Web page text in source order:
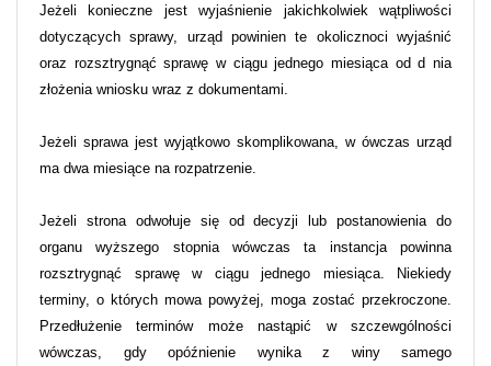
Jeżeli konieczne jest wyjaśnienie jakichkolwiek wątpliwości
dotyczących sprawy, urząd powinien te okolicznoci wyjaśnić
oraz rozsztrygnąć sprawę w ciągu jednego miesiąca od d nia
złożenia wniosku wraz z dokumentami.
Jeżeli sprawa jest wyjątkowo skomplikowana, w ówczas urząd
ma dwa miesiące na rozpatrzenie.
Jeżeli strona odwołuje się od decyzji lub postanowienia do
organu wyższego stopnia wówczas ta instancja powinna
rozsztrygnąć sprawę w ciągu jednego miesiąca. Niekiedy
terminy, o których mowa powyżej, moga zostać przekroczone.
Przedłużenie terminów może nastąpić w szczewgólności
wówczas, gdy opóźnienie wynika z winy samego